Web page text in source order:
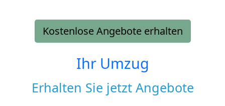
Kostenlose Angebote erhalten
Ihr Umzug
Erhalten Sie jetzt Angebote